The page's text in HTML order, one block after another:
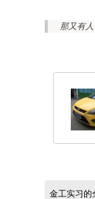
那又有
金工实习的